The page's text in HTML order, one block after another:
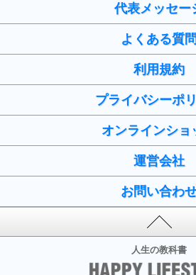
代表メッセー
よくある質問
利用規約
プライバシーポ
オンラインショ
運営会社
お問い合わ
人生の教科書